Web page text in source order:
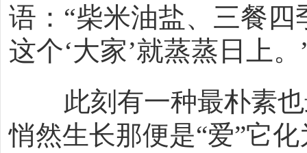
语：“柴米油盐、三餐四
这个‘大家’就蒸蒸日上。
此刻有一种最朴素
悄然生长那便是“爱”它